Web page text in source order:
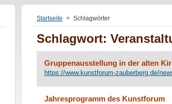
Startseite > Schlagwörter
Schlagwort:
Gruppenausstellung in der alten
https://www.kunstforum-zauberberg.de/
Jahresprogramm des Kunstforum